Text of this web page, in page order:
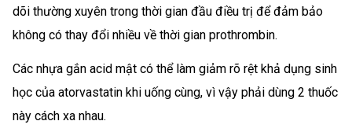
dõi thường xuyên trong thời gian đầu điều trị để đảm bảo
không có thay đổi nhiều về thời gian prothrombin.
Các nhựa gắn acid mật có thể làm giảm rõ rệt khả dụng sinh
học của atorvastatin khi uống cùng, vì vậy phải dùng 2 thuốc
này cách xa nhau.